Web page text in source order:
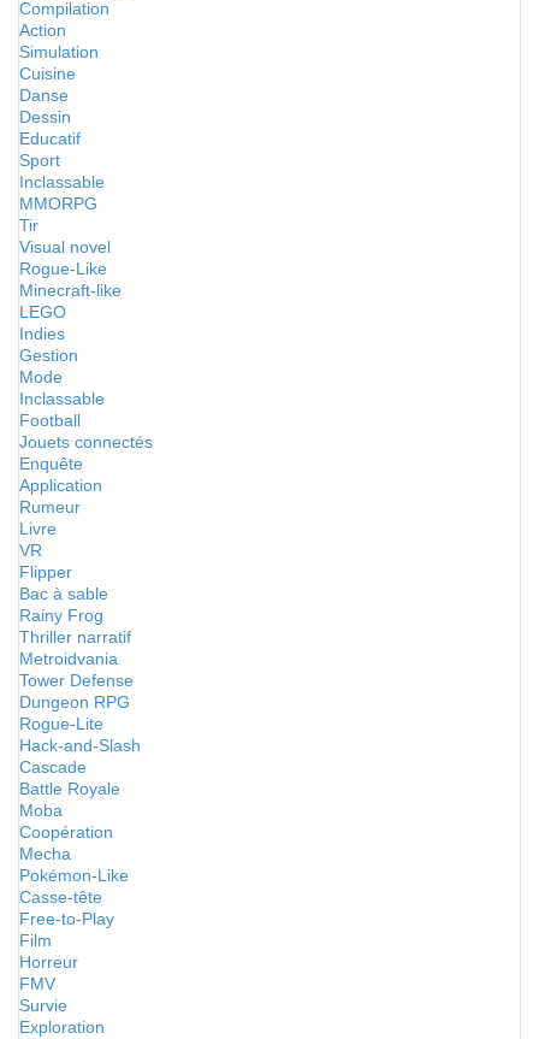
Compilation
Action
Simulation
Cuisine
Danse
Dessin
Educatif
Sport
Inclassable
MMORPG
Tir
Visual novel
Rogue-Like
Minecraft-like
LEGO
Indies
Gestion
Mode
Inclassable
Football
Jouets connectés
Enquête
Application
Rumeur
Livre
VR
Flipper
Bac à sable
Rainy Frog
Thriller narratif
Metroidvania
Tower Defense
Dungeon RPG
Rogue-Lite
Hack-and-Slash
Cascade
Battle Royale
Moba
Coopération
Mecha
Pokémon-Like
Casse-tête
Free-to-Play
Film
Horreur
FMV
Survie
Exploration